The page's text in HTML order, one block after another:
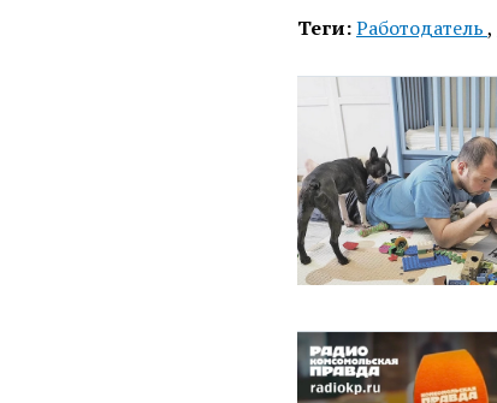
Теги:Работодатель,